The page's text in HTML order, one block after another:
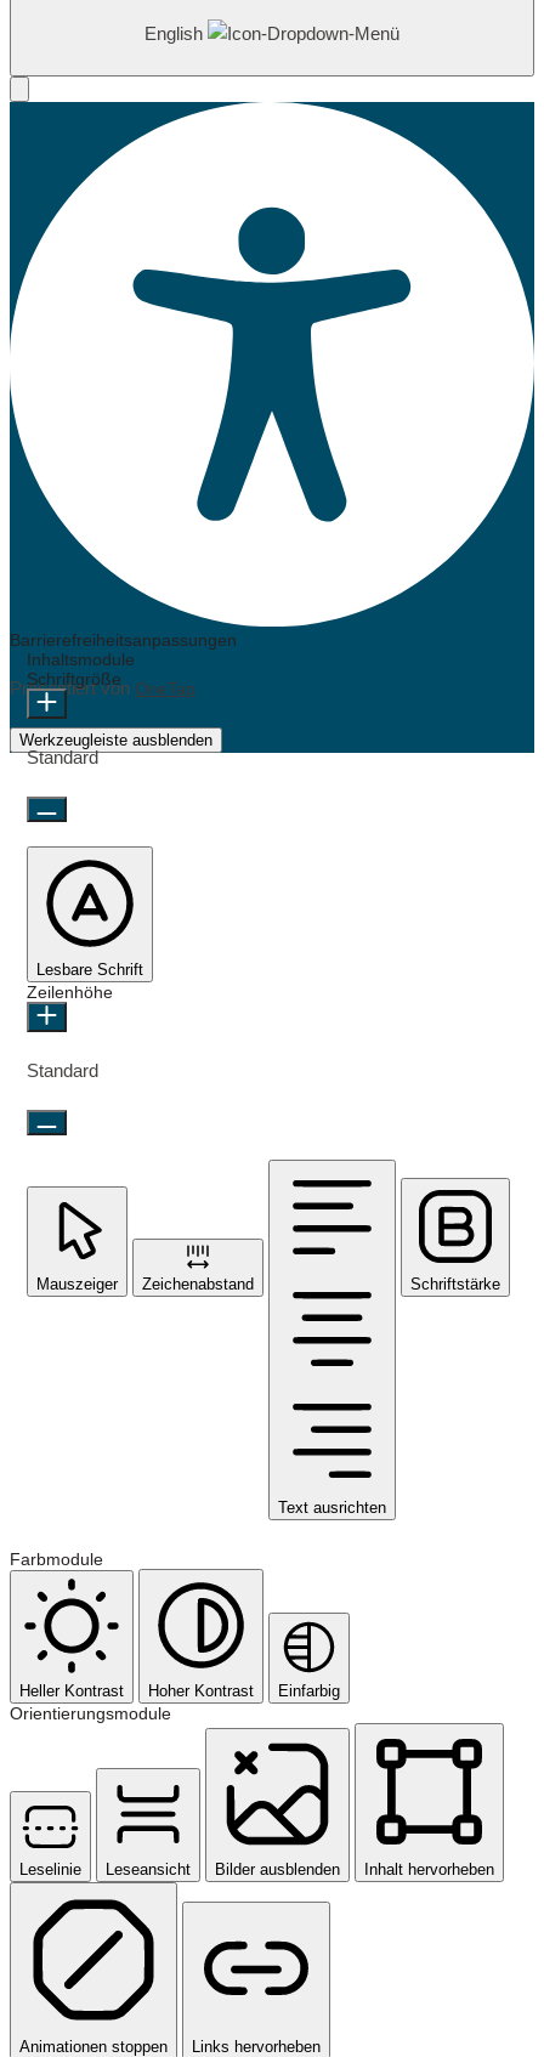
English
Barrierefreiheitsanpassungen
Präsentiert von OneTap
Werkzeugleiste ausblenden
Inhaltsmodule
Schriftgröße
Standard
Lesbare Schrift
Zeilenhöhe
Standard
Mauszeiger Zeichenabstand
Text ausrichten
Schriftstärke
Farbmodule
Heller Kontrast Hoher Kontrast Einfarbig
Orientierungsmodule
Leselinie Leseansicht Bilder ausblenden Inhalt hervorheben
Animationen stoppen Links hervorheben